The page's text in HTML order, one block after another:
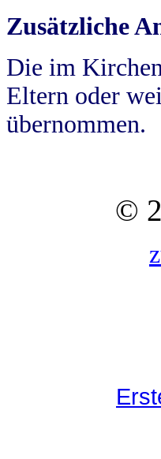
Zusätzliche
Die im
Eltern oder
übernommen.
©